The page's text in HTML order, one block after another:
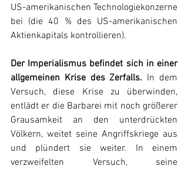
US-amerikanischen Technologiekonzerne
bei (die 40 % des US-amerikanischen
Aktienkapitals kontrollieren).
Der Imperialismus befindet sich in einer
allgemeinen Krise des Zerfalls. In dem
Versuch, diese Krise zu überwinden,
entlädt er die Barbarei mit noch größerer
Grausamkeit an den unterdrückten
Völkern, weitet seine Angriffskriege aus
und plündert sie weiter. In einem
verzweifelten Versuch, seine